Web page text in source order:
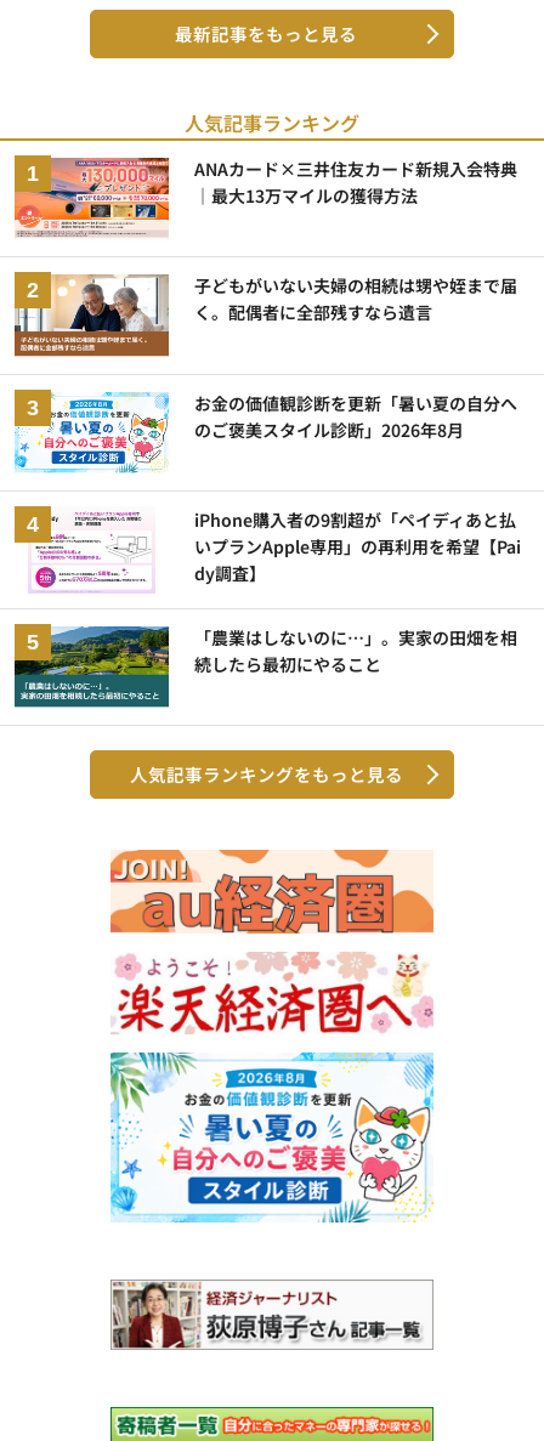
最新記事をもっと見る
人気記事ランキング
ANAカード×三井住友カード新規入会特典
｜最大13万マイルの獲得方法
子どもがいない夫婦の相続は甥や姪まで届
く。配偶者に全部残すなら遺言
お金の価値観診断を更新「暑い夏の自分へ
のご褒美スタイル診断」2026年8月
iPhone購入者の9割超が「ペイディあと払
いプランApple専用」の再利用を希望【Pai
dy調査】
「農業はしないのに…」。実家の田畑を相
続したら最初にやること
人気記事ランキングをもっと見る